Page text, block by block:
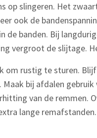
op slingeren. Het
ook de
de banden. Bij
vergroot de slijtage.
om rustig te sturen.
Maak bij afdalen
van de remmen.
lange